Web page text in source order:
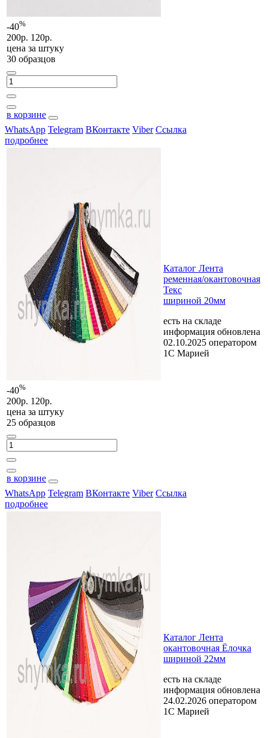
-40%
200р. 120р.
цена за штуку
30 образцов
в корзине
WhatsApp Telegram ВКонтакте Viber Ссылка
подробнее
-40%
200р. 120р.
цена за штуку
25 образцов
в корзине
Каталог Лента
ременная/окантовочная
Текс
шириной 20мм
есть на складе
информация обновлена
02.10.2025 оператором
1С Марией
WhatsApp Telegram ВКонтакте Viber Ссылка
подробнее
Каталог Лента
окантовочная Ёлочка
шириной 22мм
есть на складе
информация обновлена
24.02.2026 оператором
1С Марией